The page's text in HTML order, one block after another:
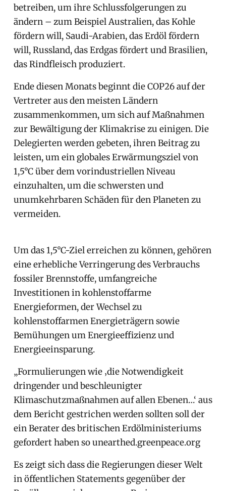
betreiben, um ihre Schlussfolgerungen zu
ändern – zum Beispiel Australien, das Kohle
fördern will, Saudi-Arabien, das Erdöl fördern
will, Russland, das Erdgas fördert und Brasilien,
das Rindfleisch produziert.
Ende diesen Monats beginnt die COP26 auf der
Vertreter aus den meisten Ländern
zusammenkommen, um sich auf Maßnahmen
zur Bewältigung der Klimakrise zu einigen. Die
Delegierten werden gebeten, ihren Beitrag zu
leisten, um ein globales Erwärmungsziel von
1,5°C über dem vorindustriellen Niveau
einzuhalten, um die schwersten und
unumkehrbaren Schäden für den Planeten zu
vermeiden.
Um das 1,5°C-Ziel erreichen zu können, gehören
eine erhebliche Verringerung des Verbrauchs
fossiler Brennstoffe, umfangreiche
Investitionen in kohlenstoffarme
Energieformen, der Wechsel zu
kohlenstoffarmen Energieträgern sowie
Bemühungen um Energieeffizienz und
Energieeinsparung.
„Formulierungen wie ‚die Notwendigkeit
dringender und beschleunigter
Klimaschutzmaßnahmen auf allen Ebenen…‘ aus
dem Bericht gestrichen werden sollten soll der
ein Berater des britischen Erdölministeriums
gefordert haben so unearthed.greenpeace.org
Es zeigt sich dass die Regierungen dieser Welt
in öffentlichen Statements gegenüber der